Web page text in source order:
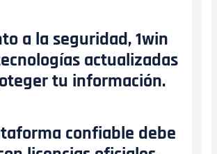
a la seguridad, 1win
actualizadas
tu información.
confiable debe